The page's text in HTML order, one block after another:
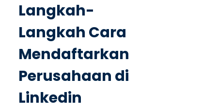
Langkah-
Langkah Cara
Mendaftarkan
Perusahaan di
Linkedin